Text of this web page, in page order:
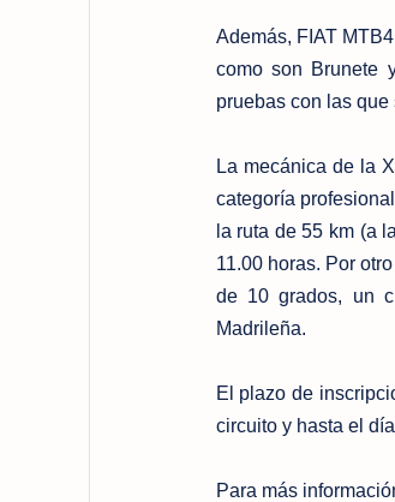
Además, FIAT
como son Brunete
pruebas con las
La mecánica de la
categoría
la ruta de 55 km (a
11.00 horas. Por
de 10 grados, un
Madrileña.
El plazo de
circuito y hasta el
Para más